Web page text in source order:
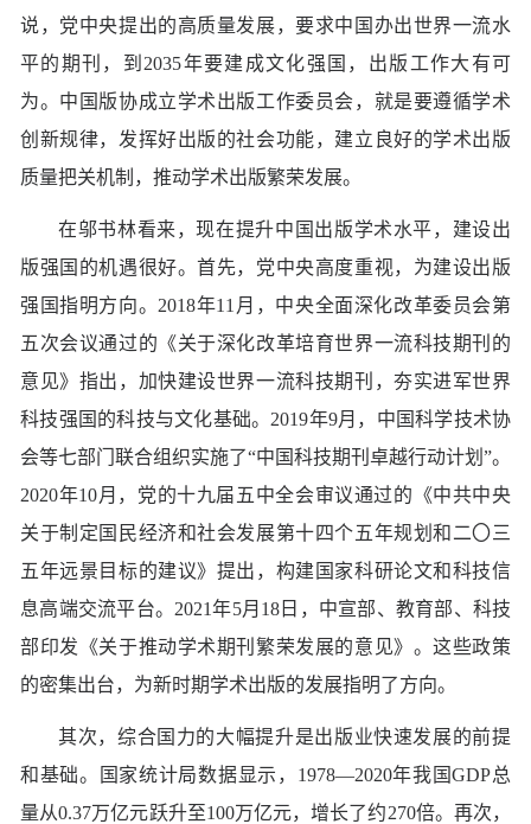
说，党中央提出的高质量发展，要求中国办出世界一流水
平的期刊，到2035年要建成文化强国，出版工作大有可
为。中国版协成立学术出版工作委员会，就是要遵循学术
创新规律，发挥好出版的社会功能，建立良好的学术出版
质量把关机制，推动学术出版繁荣发展。
在邬书林看来，现在提升中国出版学术水平，建设出
版强国的机遇很好。首先，党中央高度重视，为建设出版
强国指明方向。2018年11月，中央全面深化改革委员会第
五次会议通过的《关于深化改革培育世界一流科技期刊的
意见》指出，加快建设世界一流科技期刊，夯实进军世界
科技强国的科技与文化基础。2019年9月，中国科学技术协
会等七部门联合组织实施了“中国科技期刊卓越行动计划”。
2020年10月，党的十九届五中全会审议通过的《中共中央
关于制定国民经济和社会发展第十四个五年规划和二〇三
五年远景目标的建议》提出，构建国家科研论文和科技信
息高端交流平台。2021年5月18日，中宣部、教育部、科技
部印发《关于推动学术期刊繁荣发展的意见》。这些政策
的密集出台，为新时期学术出版的发展指明了方向。
其次，综合国力的大幅提升是出版业快速发展的前提
和基础。国家统计局数据显示，1978—2020年我国GDP总
量从0.37万亿元跃升至100万亿元，增长了约270倍。再次，